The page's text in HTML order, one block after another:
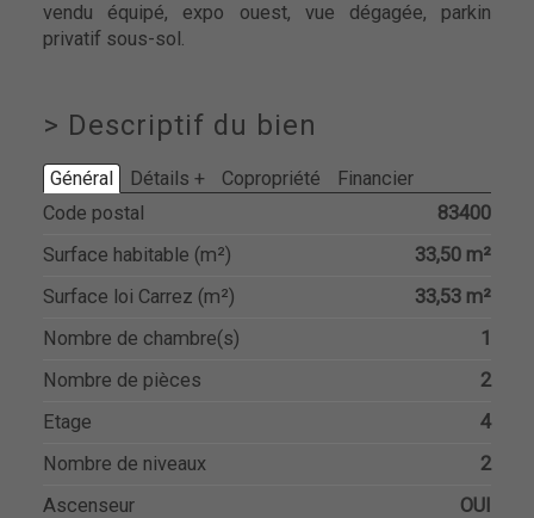
vendu équipé, expo ouest, vue dégagée, parkin
privatif sous-sol.
> Descriptif du bien
Général Détails + Copropriété
Financier
Code postal
83400
Surface habitable (m²)
33,50 m²
Surface loi Carrez (m²)
33,53 m²
Nombre de chambre(s)
1
Nombre de pièces
2
Etage
4
Nombre de niveaux
2
Ascenseur
OUI